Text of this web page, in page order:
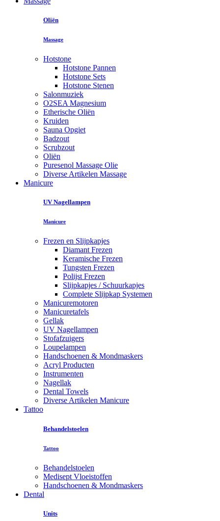
Oliën
Massage
Hotstone
Hotstone Pannen
Hotstone Sets
Hotstone Stenen
Salonmuziek
O2SEA Magnesium
Etherische Oliën
Kruiden
Sauna Opgiet
Badzout
Scrubzout
Oliën
Puresenol Massage Olie
Diverse Artikelen Massage
Manicure
UV Nagellampen
Manicure
Frezen en Slijpkapjes
Diamant Frezen
Keramische Frezen
Tungsten Frezen
Polijst Frezen
Slijpkapjes / Schuurkapjes
Complete Slijpkap Systemen
Manicuremotoren
Manicuretafels
Gellak
UV Nagellampen
Stofafzuigers
Loupelampen
Handschoenen & Mondmaskers
Acryl Producten
Instrumenten
Nagellak
Dental Towels
Diverse Artikelen Manicure
Tattoo
Behandelstoelen
Tattoo
Behandelstoelen
Medisept Vloeistoffen
Handschoenen & Mondmaskers
Dental
Units